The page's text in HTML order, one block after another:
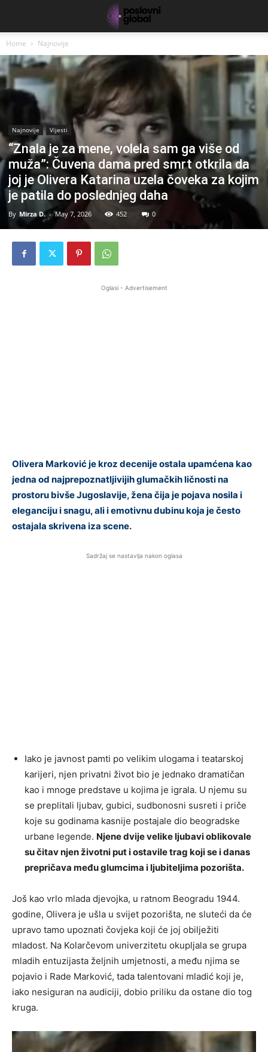
Home Najnovije
Najnovije Vijesti
“Znala je za mene, volela sam ga više od
muža”: Čuvena dama pred smrt otkrila da
joj je Olivera Katarina uzela čoveka za kojim
je patila do poslednjeg daha
By Mirza D. - May 7, 2026 452 0
Oglasi - Advertisement
Olivera Marković je kroz decenije ostala upamćena kao
jedna od najprepoznatljivijih glumačkih ličnosti na
prostoru bivše Jugoslavije, žena čija je pojava nosila i
eleganciju i snagu, ali i emotivnu dubinu koja je često
ostajala skrivena iza scene.
Sadržaj se nastavlja nakon oglasa
Iako je javnost pamti po velikim ulogama i teatarskoj
karijeri, njen privatni život bio je jednako dramatičan
kao i mnoge predstave u kojima je igrala. U njemu su
se preplitali ljubav, gubici, sudbonosni susreti i priče
koje su godinama kasnije postajale dio beogradske
urbane legende. Njene dvije velike ljubavi oblikovale
su čitav njen životni put i ostavile trag koji se i danas
prepričava među glumcima i ljubiteljima pozorišta.
Još kao vrlo mlada djevojka, u ratnom Beogradu 1944.
godine, Olivera je ušla u svijet pozorišta, ne sluteći da će
upravo tamo upoznati čovjeka koji će joj obilježiti
mladost. Na Kolarčevom univerzitetu okupljala se grupa
mladih entuzijasta željnih umjetnosti, a među njima se
pojavio i Rade Marković, tada talentovani mladić koji je,
iako nesiguran na audiciji, dobio priliku da ostane dio tog
kruga.